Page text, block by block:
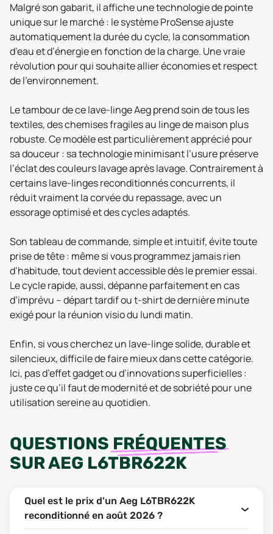
Malgré son gabarit, il affiche une technologie de pointe
unique sur le marché : le système ProSense ajuste
automatiquement la durée du cycle, la consommation
d’eau et d’énergie en fonction de la charge. Une vraie
révolution pour qui souhaite allier économies et respect
de l’environnement.
Le tambour de ce lave-linge Aeg prend soin de tous les
textiles, des chemises fragiles au linge de maison plus
robuste. Ce modèle est particulièrement apprécié pour
sa douceur : sa technologie minimisant l’usure préserve
l’éclat des couleurs lavage après lavage. Contrairement à
certains lave-linges reconditionnés concurrents, il
réduit vraiment la corvée du repassage, avec un
essorage optimisé et des cycles adaptés.
Son tableau de commande, simple et intuitif, évite toute
prise de tête : même si vous programmez jamais rien
d’habitude, tout devient accessible dès le premier essai.
Le cycle rapide, aussi, dépanne parfaitement en cas
d’imprévu – départ tardif ou t-shirt de dernière minute
exigé pour la réunion visio du lundi matin.
Enfin, si vous cherchez un lave-linge solide, durable et
silencieux, difficile de faire mieux dans cette catégorie.
Ici, pas d’effet gadget ou d’innovations superficielles :
juste ce qu’il faut de modernité et de sobriété pour une
utilisation sereine au quotidien.
QUESTIONS FRÉQUENTES
SURAEG L6TBR622K
Quel est le prix d'un Aeg L6TBR622K
reconditionné en août 2026 ?